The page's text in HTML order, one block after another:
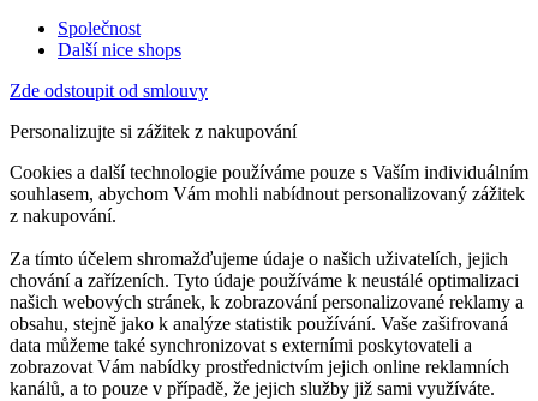
Společnost
Další nice shops
Zde odstoupit od smlouvy
Personalizujte si zážitek z nakupování
Cookies a další technologie používáme pouze s Vaším individuálním
souhlasem, abychom Vám mohli nabídnout personalizovaný zážitek
z nakupování.
Za tímto účelem shromažďujeme údaje o našich uživatelích, jejich
chování a zařízeních. Tyto údaje používáme k neustálé optimalizaci
našich webových stránek, k zobrazování personalizované reklamy a
obsahu, stejně jako k analýze statistik používání. Vaše zašifrovaná
data můžeme také synchronizovat s externími poskytovateli a
zobrazovat Vám nabídky prostřednictvím jejich online reklamních
kanálů, a to pouze v případě, že jejich služby již sami využíváte.